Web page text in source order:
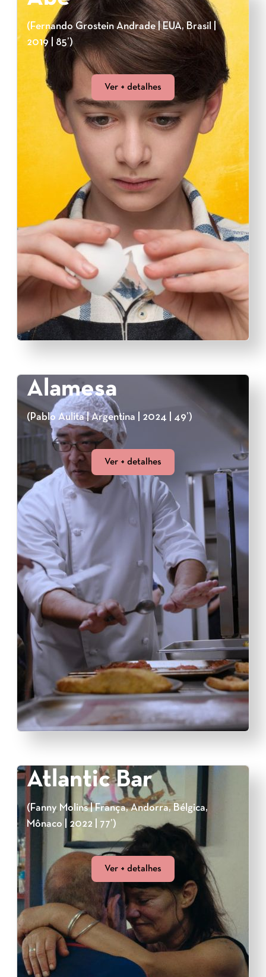
(Fernando Grostein Andrade | EUA, Brasil |
2019 | 85’)
Ver + detalhes
Alamesa
(Pablo Aulita | Argentina | 2024 | 49’)
Ver + detalhes
Atlantic Bar
(Fanny Molins | França, Andorra, Bélgica,
Mônaco | 2022 | 77’)
Ver + detalhes